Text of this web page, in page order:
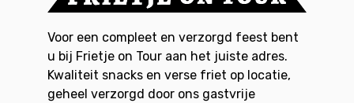
Voor een compleet en verzorgd feest bent
u bij Frietje on Tour aan het juiste adres.
Kwaliteit snacks en verse friet op locatie,
geheel verzorgd door ons gastvrije